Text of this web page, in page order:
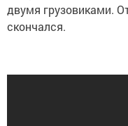
двумя грузовиками.
скончался.